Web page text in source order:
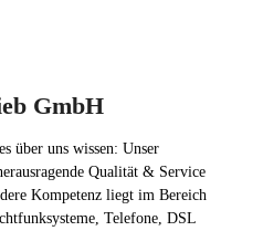
GmbH
über uns wissen: Unser
Qualität & Service
Kompetenz liegt im Bereich
Telefone, DSL